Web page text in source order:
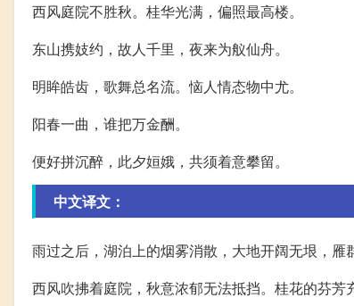
西风庭院不胜秋。桂华光满，偏照最高楼。
东山携妓约，故人千里，夜来为舣仙舟。
明眸皓齿，歌舞总名流。恼人情态物中尤。
阳春一曲，谁把万金酬。
便好拼沉醉，此夕姮娥，共须着意攀留。
中文译文：
雨过之后，湖泊上的烟雾消散，大地开阔无垠，雁
西风吹拂着庭院，秋意浓郁无法抵挡。桂花的芬芳